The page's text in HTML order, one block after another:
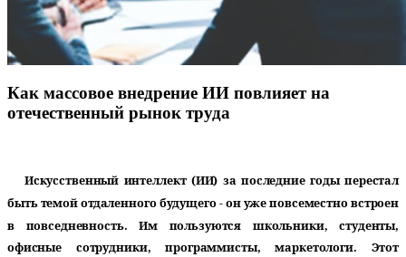
Как массовое внедрение ИИ повлияет на
отечественный рынок труда
Искусственный интеллект (ИИ) за последние годы перестал
быть темой отдаленного будущего - он уже повсеместно встроен
в повседневность. Им пользуются школьники, студенты,
офисные сотрудники, программисты, маркетологи. Этот